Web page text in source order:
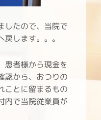
したので、当院で
します。。。
患者様から現金を
認から、おつりの
ことに留まるもの
内で当院従業員が